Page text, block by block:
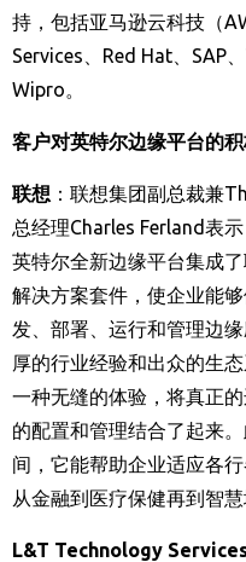
持，包括亚马逊云科技（
Services
Red Hat SAP
Wipro
客户对英特尔边缘平台的
联想 ：联想集团副总裁兼
总经理Charles Ferland 表示
英特尔全新边缘平台集成
解决方案套件，使企业能
发、部署、运行和管理边
厚的行业经验和出众的生
一种无缝的体验，将真正
的配置和管理结合了起来
间，它能帮助企业适应各
从金融到医疗保健再到智
L&T Technology